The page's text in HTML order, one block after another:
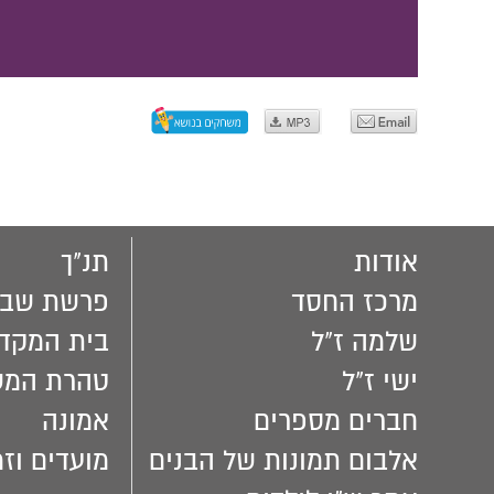
אודות
מרכז החסד
שלמה ז"ל
ישי ז"ל
חברים מספרים
אלבום תמונות של הבנים
תנ"ך
פרשת
בית
טהרת
אמונה
מועדים